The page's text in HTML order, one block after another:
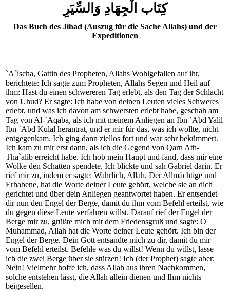
كِتَاب الْجِهَادِ وَالسِّيَرِ
Das Buch des Jihad (Auszug für die Sache Allahs) und der
Expeditionen
`A´ischa, Gattin des Propheten, Allahs Wohlgefallen auf ihr,
berichtete: Ich sagte zum Propheten, Allahs Segen und Heil auf
ihm: Hast du einen schwereren Tag erlebt, als den Tag der Schlacht
von Uhud? Er sagte: Ich habe von deinen Leuten vieles Schweres
erlebt, und was ich davon am schwersten erlebt habe, geschah am
Tag von Al-`Aqaba, als ich mit meinem Anliegen an Ibn `Abd Yalil
Ibn `Abd Kulal herantrat, und er mir für das, was ich wollte, nicht
entgegenkam. Ich ging dann ziellos fort und war sehr bekümmert.
Ich kam zu mir erst dann, als ich die Gegend von Qarn Ath-
Tha`alib erreicht habe. Ich hob mein Haupt und fand, dass mir eine
Wolke den Schatten spendete. Ich blickte und sah Gabriel darin. Er
rief mir zu, indem er sagte: Wahrlich, Allah, Der Allmächtige und
Erhabene, hat die Worte deiner Leute gehört, welche sie an dich
gerichtet und über dein Anliegen geantwortet haben. Er entsendet
dir nun den Engel der Berge, damit du ihm vom Befehl erteilst, wie
du gegen diese Leute verfahren willst. Darauf rief der Engel der
Berge mir zu, grüßte mich mit dem Friedensgruß und sagte: O
Muhammad, Allah hat die Worte deiner Leute gehört. Ich bin der
Engel der Berge. Dein Gott entsandte mich zu dir, damit du mir
vom Befehl erteilst. Befehle was du willst! Wenn du willst, lasse
ich die zwei Berge über sie stürzen! Ich (der Prophet) sagte aber:
Nein! Vielmehr hoffe ich, dass Allah aus ihren Nachkommen,
solche entstehen lässt, die Allah allein dienen und Ihm nichts
beigesellen.